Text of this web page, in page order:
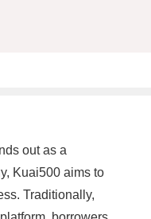
out as a
Kuai500 aims to
Traditionally,